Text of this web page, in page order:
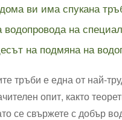
ви има спукана
на
на подмяна на
тръби е една от най-
опит, както
се свържете с добър